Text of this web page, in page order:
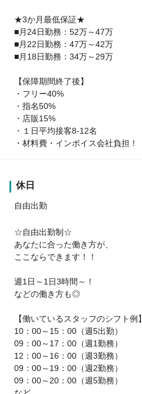
★3か月最低保証★
■月24日勤務：52万～47万
■月22日勤務：47万～42万
■月18日勤務：34万～29万
【保障期間終了後】
・フリー40%
・指名50%
・店販15%
・１日平均接客8‐12名
・材料費・インボイス会社負担！
休日
自由出勤
☆自由出勤制☆
あなたに合った働き方が、
ここならできます！！
週1日～1日3時間～！
などの働き方も◎
【働いているスタッフのシフト例】
10：00～15：00（週5出勤）
09：00～17：00（週1勤務）
12：00～16：00（週3勤務）
09：00～19：00（週2勤務）
09：00～20：00（週5勤務）